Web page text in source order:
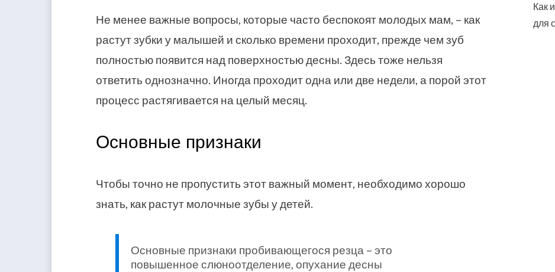
Не менее важные вопросы, которые часто беспокоят молодых мам, – как
растут зубки у малышей и сколько времени проходит, прежде чем зуб
полностью появится над поверхностью десны. Здесь тоже нельзя
ответить однозначно. Иногда проходит одна или две недели, а порой этот
процесс растягивается на целый месяц.
Основные признаки
Чтобы точно не пропустить этот важный момент, необходимо хорошо
знать, как растут молочные зубы у детей.
Основные признаки пробивающегося резца – это
повышенное слюноотделение, опухание десны
Как
для